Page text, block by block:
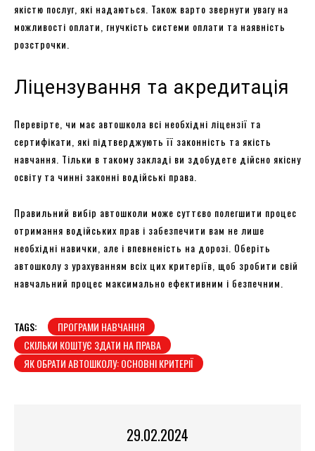
якістю послуг, які надаються. Також варто звернути увагу на
можливості оплати, гнучкість системи оплати та наявність
розстрочки.
Ліцензування та акредитація
Перевірте, чи має автошкола всі необхідні ліцензії та
сертифікати, які підтверджують її законність та якість
навчання. Тільки в такому закладі ви здобудете дійсно якісну
освіту та чинні законні водійські права.
Правильний вибір автошколи може суттєво полегшити процес
отримання водійських прав і забезпечити вам не лише
необхідні навички, але і впевненість на дорозі. Оберіть
автошколу з урахуванням всіх цих критеріїв, щоб зробити свій
навчальний процес максимально ефективним і безпечним.
TAGS:
ПРОГРАМИ НАВЧАННЯ
СКІЛЬКИ КОШТУЄ ЗДАТИ НА ПРАВА
ЯК ОБРАТИ АВТОШКОЛУ: ОСНОВНІ КРИТЕРІЇ
29.02.2024